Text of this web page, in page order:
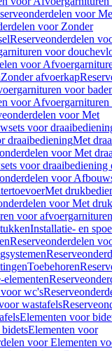
voor
voor Zonder
Reserveonderdelen
voor
voor
Zonder afvoerkap
voor
voor
voor Met
voor
draaibedieningMet
voor Met
voor draaibediening
voor
Met
voor Met
voor
Installatie- en
Reserveonderdelen
Toebehoren
elementen
wc's
wastafels
Elementen voor
Elementen voor
voor Elementen